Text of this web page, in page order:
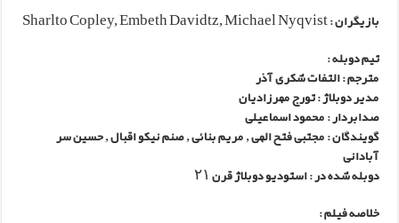
بازیگران : Sharlto Copley, Embeth Davidtz, Michael Nyqvist
تیم دوبله :
مترجم : التفات شکری آذر
مدیر دوبلاژ : تورج مهرزادیان
صدابردار : محمود اسماعیلی
گویندگان : مجتبی فتح الهی , مریم بنائی , صنم نیکو اقبال , حسین سر
آبادانی
دوبله شده در : استودیو دوبلاژ قرن ۲۱
خلاصه فیلم :